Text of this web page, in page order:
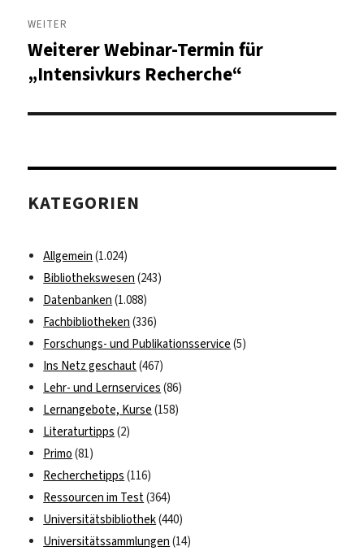
WEITER
Nächster
Beitrag:
Weiterer Webinar-Termin für
„Intensivkurs Recherche“
KATEGORIEN
Allgemein (1.024)
Bibliothekswesen (243)
Datenbanken (1.088)
Fachbibliotheken (336)
Forschungs- und Publikationsservice (5)
Ins Netz geschaut(467)
Lehr- und Lernservices (86)
Lernangebote, Kurse (158)
Literaturtipps (2)
Primo (81)
Recherchetipps (116)
Ressourcen im Test(364)
Universitätsbibliothek(440)
Universitätssammlungen (14)